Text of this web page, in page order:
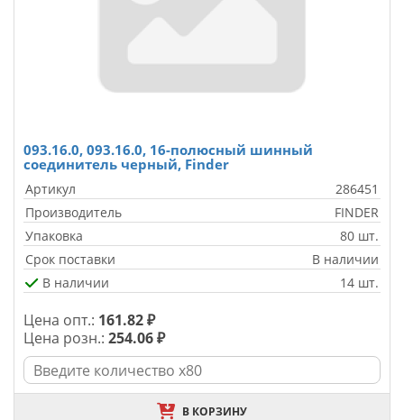
093.16.0, 093.16.0, 16-полюсный шинный
соединитель черный, Finder
Артикул
286451
Производитель
FINDER
Упаковка
80 шт.
Срок поставки
В наличии
В наличии
14 шт.
Цена опт.: 161.82 ₽
Цена розн.: 254.06 ₽
В КОРЗИНУ